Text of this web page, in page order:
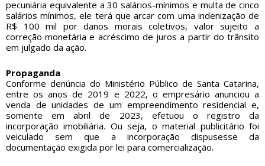
pecuniária equivalente a 30 salários-mínimos e multa de cinco
salários mínimos, ele terá que arcar com uma indenização de
R$ 100 mil por danos morais coletivos, valor sujeito a
correção monetária e acréscimo de juros a partir do trânsito
em julgado da ação.
Propaganda
Conforme denúncia do Ministério Público de Santa Catarina,
entre os anos de 2019 e 2022, o empresário anunciou a
venda de unidades de um empreendimento residencial e,
somente em abril de 2023, efetuou o registro da
incorporação imobiliária. Ou seja, o material publicitário foi
veiculado sem que a incorporação dispusesse da
documentação exigida por lei para comercialização.